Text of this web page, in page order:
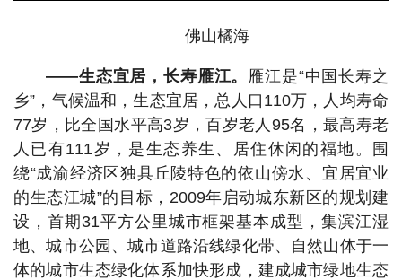
佛山橘海
——生态宜居，长寿雁江。 雁江是“中国长寿之
乡”，气候温和，生态宜居，总人口110万，人均寿命
77岁，比全国水平高3岁，百岁老人95名，最高寿老
人已有111岁，是生态养生、居住休闲的福地。围
绕“成渝经济区独具丘陵特色的依山傍水、宜居宜业
的生态江城”的目标，2009年启动城东新区的规划建
设，首期31平方公里城市框架基本成型，集滨江湿
地、城市公园、城市道路沿线绿化带、自然山体于一
体的城市生态绿化体系加快形成，建成城市绿地生态